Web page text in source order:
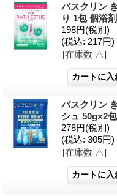
バスクリン
り 1包 個浴剤
198円(税別)
(税込: 217円)
[在庫数 △]
バスクリン
シュ 50g×2
278円(税別)
(税込: 305円)
[在庫数 △]